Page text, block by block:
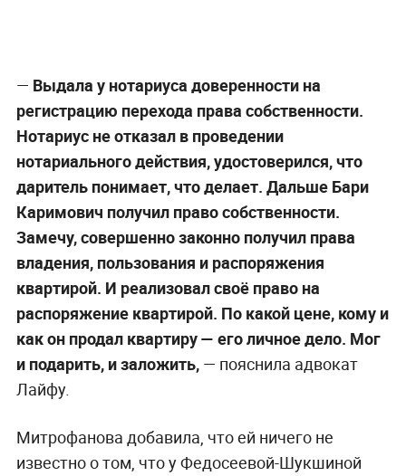
— Выдала у нотариуса доверенности на
регистрацию перехода права собственности.
Нотариус не отказал в проведении
нотариального действия, удостоверился, что
даритель понимает, что делает. Дальше Бари
Каримович получил право собственности.
Замечу, совершенно законно получил права
владения, пользования и распоряжения
квартирой. И реализовал своё право на
распоряжение квартирой. По какой цене, кому и
как он продал квартиру — его личное дело. Мог
и подарить, и заложить,— пояснила адвокат
Лайфу.
Митрофанова добавила, что ей ничего не
известно о том, что у Федосеевой-Шукшиной